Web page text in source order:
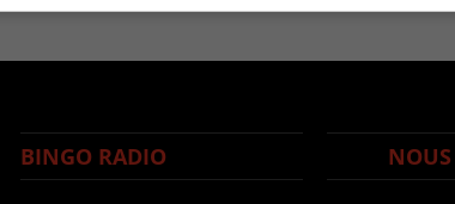
BINGO RADIO